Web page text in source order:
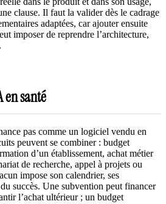
clause. Il faut la valider dès le cadrage
adaptées, car ajouter ensuite
imposer de reprendre l’architecture,
santé
pas comme un logiciel vendu en
peuvent se combiner : budget
d’un établissement, achat métier
de recherche, appel à projets ou
impose son calendrier, ses
succès. Une subvention peut financer
l’achat ultérieur ; un budget